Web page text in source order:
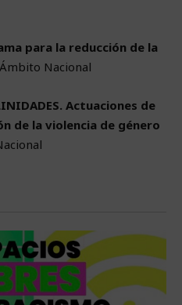
para la reducción de la
Ámbito Nacional
Actuaciones de
de la violencia de género